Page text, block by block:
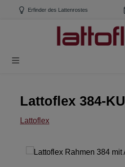
Zum Hauptinhalt springen
Erfinder des Lattenrostes
Lattoflex 384-KU
Lattoflex
Bildergalerie überspringen